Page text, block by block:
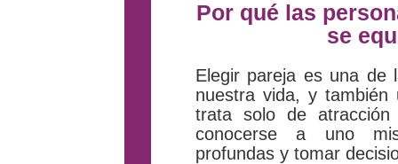
Por qué las
se
Elegir pareja es una de
nuestra vida, y
trata solo de atracción
conocerse a uno
profundas y tomar